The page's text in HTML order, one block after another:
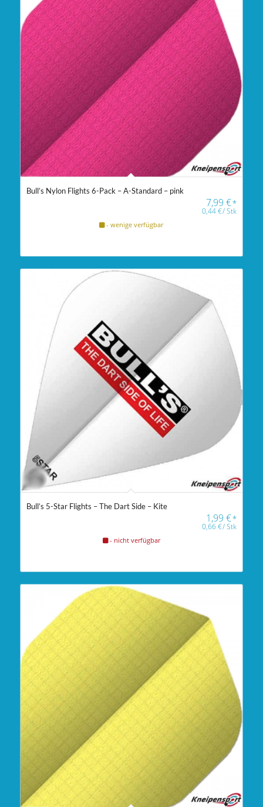
Bull’s Nylon Flights 6-Pack – A-Standard – pink
7,99€*
0,44€/Stk
- wenige verfügbar
Bull’s 5-Star Flights – The Dart Side – Kite
1,99€*
0,66€/Stk
- nicht verfügbar